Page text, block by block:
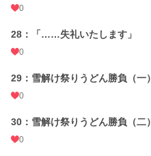
0
28：「……失礼いたします」
0
29：雪解け祭りうどん勝負（一）
0
30：雪解け祭りうどん勝負（二）
0